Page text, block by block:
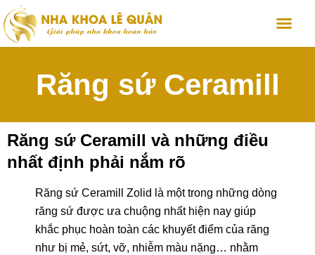
Răng sứ Ceramill
Răng sứ Ceramill và những điều
nhất định phải nắm rõ
Răng sứ Ceramill Zolid là một trong những dòng
răng sứ được ưa chuộng nhất hiện nay giúp
khắc phục hoàn toàn các khuyết điểm của răng
như bị mẻ, sứt, vỡ, nhiễm màu nặng… nhằm